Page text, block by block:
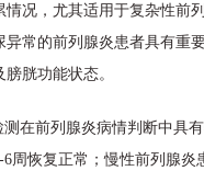
况，尤其适用于复杂性前
常的前列腺炎患者具有重
胱功能状态。
在前列腺炎病情判断中具
周恢复正常；慢性前列腺